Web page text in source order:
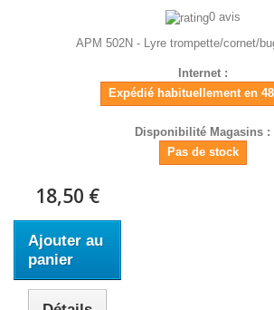
0 avis
APM 502N - Lyre trompette/cornet/
Internet :
Expédié habituellement en
Disponibilité Magasins :
Pas de stock
18,50 €
Ajouter au
panier